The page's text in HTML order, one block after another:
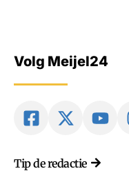
Volg Meijel24
Tip de redactie